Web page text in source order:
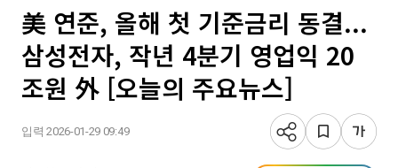
美 연준, 올해 첫 기준금리 동결...
삼성전자, 작년 4분기 영업익 20
조원 外 [오늘의 주요뉴스]
입력 2026-01-29 09:49